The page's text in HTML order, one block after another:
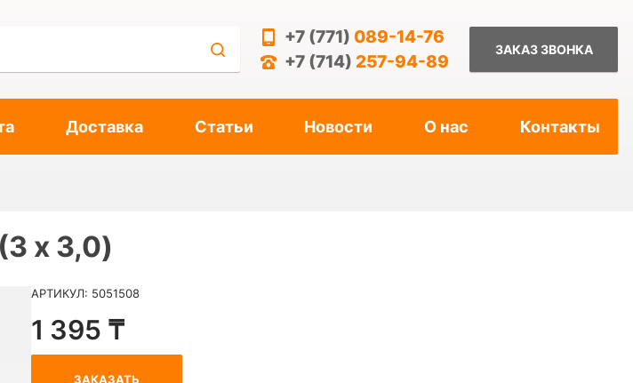
+7 (771) 089-14-76
+7 (714) 257-94-89
ЗАКАЗ ЗВОНКА
Доставка Статьи Новости О нас Контакты
х 3,0)
АРТИКУЛ: 5051508
1 395 ₸
ЗАКАЗАТЬ